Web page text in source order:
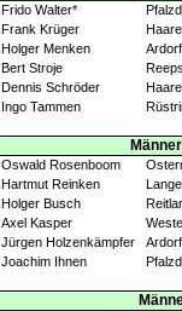
Frido Walter*
Frank Krüger
Holger Menken Ardorf
Bert Stroje
Dennis Schröder
Ingo Tammen
Oswald Rosenboom
Hartmut Reinken
Holger Busch
Axel Kasper
Jürgen Holzenkämpfer Ardorf
Joachim Ihnen